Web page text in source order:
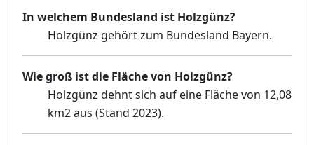
In welchem Bundesland ist Holzgünz?
Holzgünz gehört zum Bundesland Bayern.
Wie groß ist die Fläche von Holzgünz?
Holzgünz dehnt sich auf eine Fläche von 12,08
km2 aus (Stand 2023).